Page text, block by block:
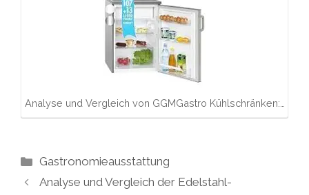
Analyse und Vergleich von GGMGastro Kühlschränken:…
Kategorien
Gastronomieausstattung
Analyse und Vergleich der Edelstahl-